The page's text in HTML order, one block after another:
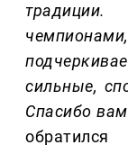
сильные,
Спасибо